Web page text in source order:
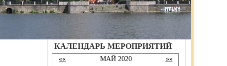
КАЛЕНДАРЬ МЕРОПРИЯТИЙ
«« МАЙ 2020
»»